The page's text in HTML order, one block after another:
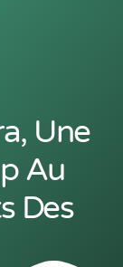
Une
Au
Des